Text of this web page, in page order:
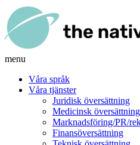
menu
Våra språk
Våra tjänster
Juridisk översättning
Medicinsk översättning
Marknadsföring/PR/
Finansöversättning